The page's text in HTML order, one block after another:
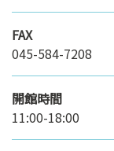
FAX
045-584-7208
開館時間
11:00-18:00